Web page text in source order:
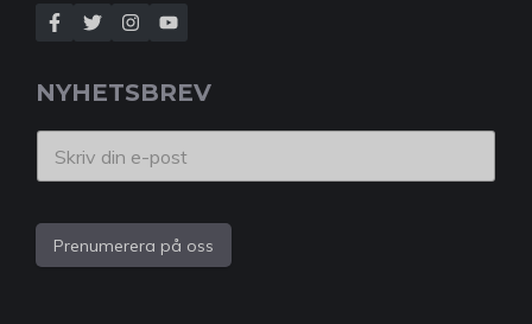
NYHETSBREV
Prenumerera på oss